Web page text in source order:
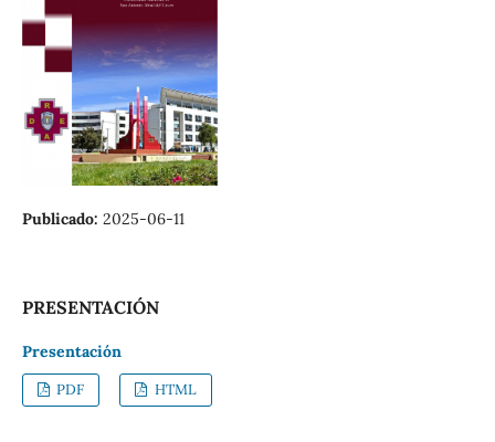
Publicado: 2025-06-11
PRESENTACIÓN
Presentación
PDF HTML